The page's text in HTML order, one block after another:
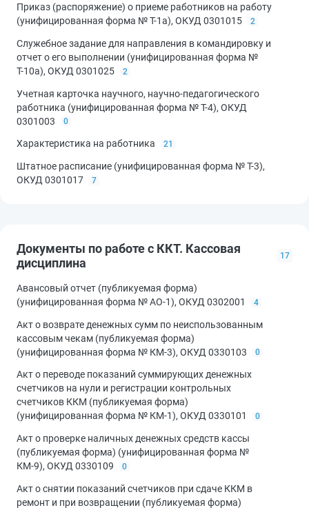
Приказ (распоряжение) о приеме работников на работу
(унифицированная форма № Т-1а), ОКУД 0301015
2
Служебное задание для направления в командировку и
отчет о его выполнении (унифицированная форма №
Т-10а), ОКУД 0301025
2
Учетная карточка научного, научно-педагогического
работника (унифицированная форма № Т-4), ОКУД
0301003
0
Характеристика на работника 21
Штатное расписание (унифицированная форма № Т-3),
ОКУД 0301017
7
Документы по работе с ККТ. Кассовая
дисциплина
17
Авансовый отчет (публикуемая форма)
(унифицированная форма № АО-1), ОКУД 0302001
4
Акт о возврате денежных сумм по неиспользованным
кассовым чекам (публикуемая форма)
(унифицированная форма № КМ-3), ОКУД 0330103
0
Акт о переводе показаний суммирующих денежных
счетчиков на нули и регистрации контрольных
счетчиков ККМ (публикуемая форма)
(унифицированная форма № КМ-1), ОКУД 0330101
0
Акт о проверке наличных денежных средств кассы
(публикуемая форма) (унифицированная форма №
КМ-9), ОКУД 0330109
0
Акт о снятии показаний счетчиков при сдаче ККМ в
ремонт и при возвращении (публикуемая форма)